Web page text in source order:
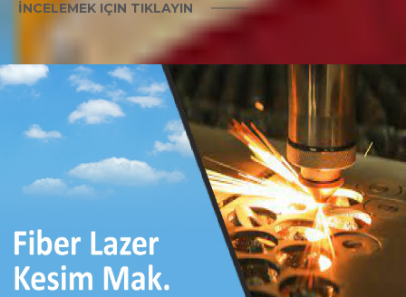
İNCELEMEK IÇIN TIKLAYIN